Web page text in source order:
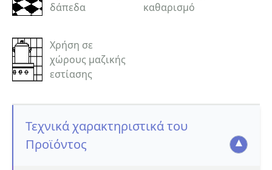
δάπεδα
καθαρισμό
Χρήση σε
χώρους μαζικής
εστίασης
Τεχνικά χαρακτηριστικά του
Προϊόντος